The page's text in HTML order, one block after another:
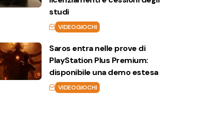
studi
VIDEOGIOCHI
Saros entra nelle prove di
PlayStation Plus Premium:
disponibile una demo estesa
VIDEOGIOCHI